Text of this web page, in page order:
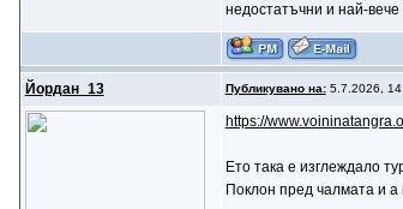
недостатъчни и най-
Йордан_13 Публикувано на:5.7.2026,
https://
Ето така е изглеждало
Поклон пред чалмата и